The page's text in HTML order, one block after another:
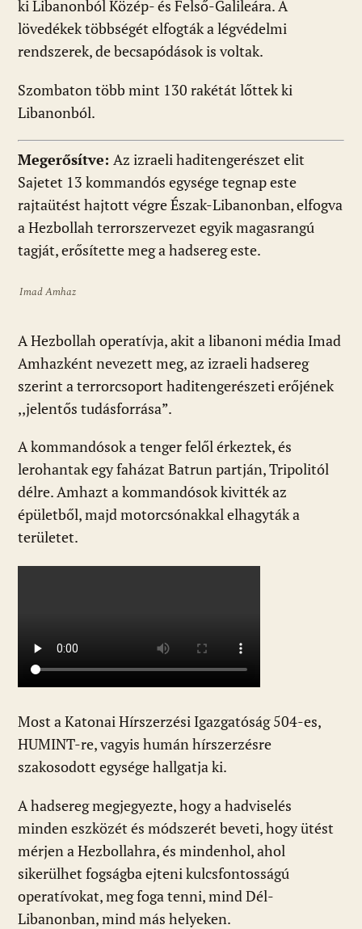
ki Libanonból Közép- és Felső-Galileára. A
lövedékek többségét elfogták a légvédelmi
rendszerek, de becsapódások is voltak.
Szombaton több mint 130 rakétát lőttek ki
Libanonból.
Megerősítve: Az izraeli haditengerészet elit
Sajetet 13 kommandós egysége tegnap este
rajtaütést hajtott végre Észak-Libanonban, elfogva
a Hezbollah terrorszervezet egyik magasrangú
tagját, erősítette meg a hadsereg este.
Imad Amhaz
A Hezbollah operatívja, akit a libanoni média Imad
Amhazként nevezett meg, az izraeli hadsereg
szerint a terrorcsoport haditengerészeti erőjének
,,jelentős tudásforrása”.
A kommandósok a tenger felől érkeztek, és
lerohantak egy faházat Batrun partján, Tripolitól
délre. Amhazt a kommandósok kivitték az
épületből, majd motorcsónakkal elhagyták a
területet.
Most a Katonai Hírszerzési Igazgatóság 504-es,
HUMINT-re, vagyis humán hírszerzésre
szakosodott egysége hallgatja ki.
A hadsereg megjegyezte, hogy a hadviselés
minden eszközét és módszerét beveti, hogy ütést
mérjen a Hezbollahra, és mindenhol, ahol
sikerülhet fogságba ejteni kulcsfontosságú
operatívokat, meg foga tenni, mind Dél-
Libanonban, mind más helyeken.